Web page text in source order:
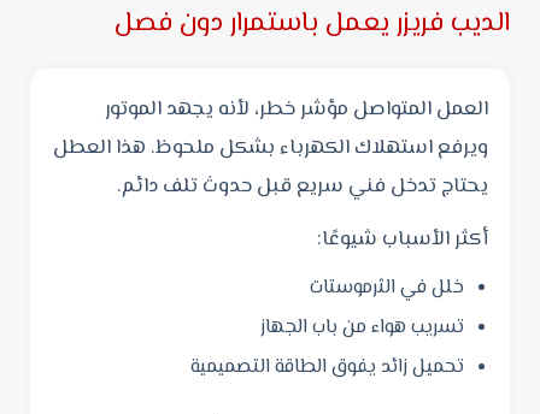
الديب فريزر يعمل باستمرار دون فصل
العمل المتواصل مؤشر خطر، لأنه يجهد الموتور
ويرفع استهلاك الكهرباء بشكل ملحوظ. هذا العطل
يحتاج تدخل فني سريع قبل حدوث تلف دائم.
أكثر الأسباب شيوعًا:
خلل في الثرموستات
تسريب هواء من باب الجهاز
تحميل زائد يفوق الطاقة التصميمية